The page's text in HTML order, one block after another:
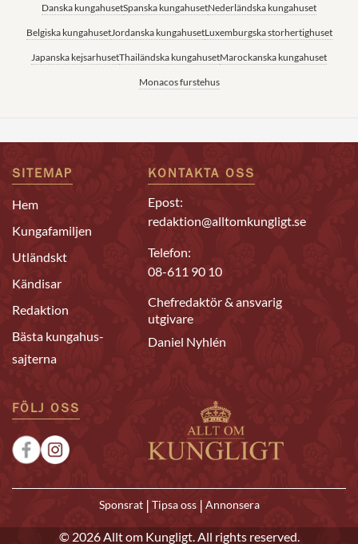
Danska kungahusetSpanska kungahusetNederländska kungahuset
Belgiska kungahusetJordanska kungahusetLuxemburgska storhertighuset
Japanska kejsarhusetThailändska kungahusetMarockanska kungahuset
Monacos furstehus
SITEMAP
Hem
Kungafamiljen
Utländskt
Kändisar
Redaktion
Bästa kungahus-
sajterna
KONTAKTA OSS
Epost:
redaktion@alltomkungligt.se
Telefon:
08-611 90 10
Chefredaktör & ansvarig
utgivare
Daniel Nyhlén
FÖLJ OSS
Sponsrat | Tipsa oss | Annonsera
© 2026 Allt om Kungligt. All rights reserved.